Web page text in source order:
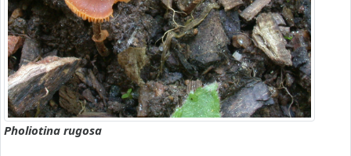
Pholiotina rugosa